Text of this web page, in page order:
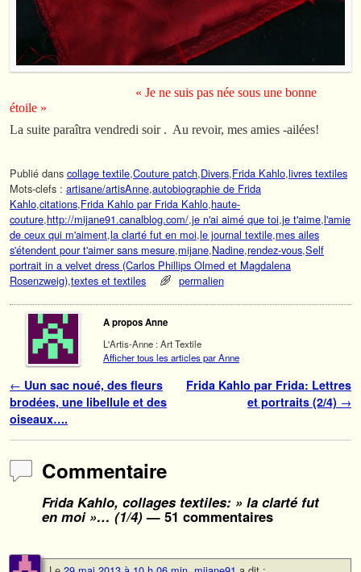
« Je ne suis pas née sous une bonne
étoile »
La suite paraîtra vendredi soir . Au revoir, mes amies -ailées!
Publié dans collage textile,Couture patch,Divers,Frida Kahlo,livres textiles
Mots-clefs : artisane/artisAnne,autobiographie de Frida
Kahlo,citations,Frida Kahlo par Frida Kahlo,haute-
couture,http://mijane91.canalblog.com/,je n'ai aimé que toi,je t'aime,l'amie
de ceux qui m'aiment,la clarté fut en moi,le journal textile,mes ailes
s'étendent pour t'aimer sans mesure,mijane,Nadine,rendez-vous,Self
portrait in a velvet dress (Carlos Phillips Olmed et Magdalena
Rosenzweig),textes et textiles permalien
A propos Anne
L'Artis-Anne : Art Textile
Afficher tous les articles par Anne
Navigation des articles
← Uun sac noué, des fleurs
brodées, une libellule et des
oiseaux….
Frida Kahlo par Frida: Lettres
et portraits (2/4) →
Commentaire
Frida Kahlo, collages textiles: » la clarté fut
en moi »… (1/4)— 51 commentaires